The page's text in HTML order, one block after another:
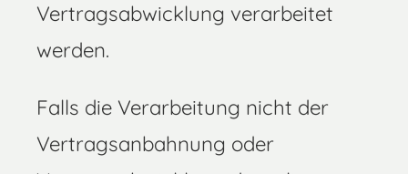
Vertragsabwicklung verarbeitet
werden.
Falls die Verarbeitung nicht der
Vertragsanbahnung oder